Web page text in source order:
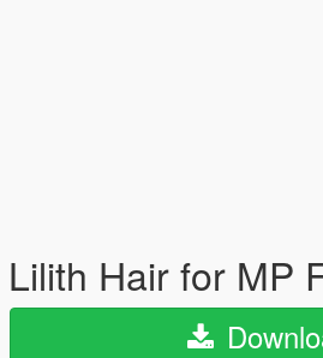
Lilith Hair for MP